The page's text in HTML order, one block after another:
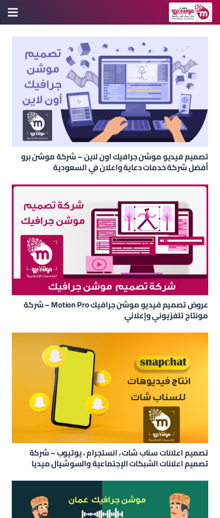
تصميم فيديو موشن جرافيك اون لاين – شركة موشن برو
أفضل شركة خدمات دعاية واعلان في السعودية
عروض تصميم فيديو موشن جرافيك Motion Pro – شركة
مونتاج تلفزيوني وإعلاني
تصميم اعلانات سناب شات ، انستجرام ، يوتيوب – شركة
تصميم اعلانات الشبكات الإجتماعية والسوشيال ميديا